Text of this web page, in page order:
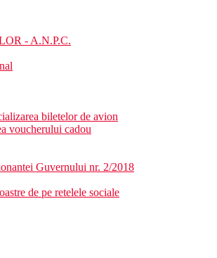
- A.N.P.C.
biletelor de avion
voucherului cadou
Guvernului nr. 2/2018
de pe retelele sociale